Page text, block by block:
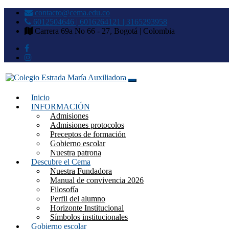
contacto@cema.edu.co
6012504646 | 6016264121 | 3165293958
Carrera 69a No 66 - 27, Bogotá | Colombia
Colegio Estrada María
Inicio
INFORMACIÓN
Admisiones
Admisiones protocolos
Preceptos de formación
Gobierno escolar
Nuestra patrona
Descubre el Cema
Nuestra Fundadora
Manual de convivencia 2026
Filosofía
Perfil del alumno
Horizonte Institucional
Símbolos institucionales
Gobierno escolar